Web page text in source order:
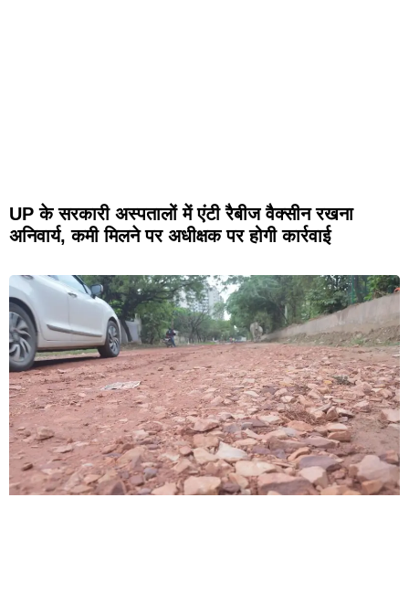
UP के सरकारी अस्पतालों में एंटी रैबीज वैक्सीन रखना
अनिवार्य, कमी मिलने पर अधीक्षक पर होगी कार्रवाई